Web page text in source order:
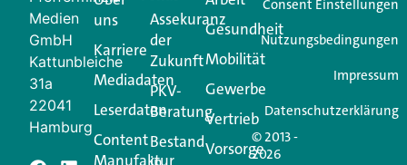
Login.
Jetzt anmelden
Medien
GmbH
Kattunbleiche
31a
22041
Hamburg
uns
Karriere
Mediadaten
Leserdaten
Content
Manufaktur
Assekuranz
der
Zukunft
PKV-
Beratung
Bestand
Gesundheit
Mobilität
Gewerbe
Vertrieb
Vorsorge
© 2013 -
2026
Consent Einstellungen
Nutzungsbedingungen
Impressum
Datenschutzerklärung